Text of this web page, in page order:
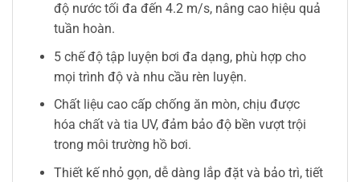
độ nước tối đa đến 4.2 m/s, nâng cao hiệu quả
tuần hoàn.
5 chế độ tập luyện bơi đa dạng, phù hợp cho
mọi trình độ và nhu cầu rèn luyện.
Chất liệu cao cấp chống ăn mòn, chịu được
hóa chất và tia UV, đảm bảo độ bền vượt trội
trong môi trường hồ bơi.
Thiết kế nhỏ gọn, dễ dàng lắp đặt và bảo trì, tiết